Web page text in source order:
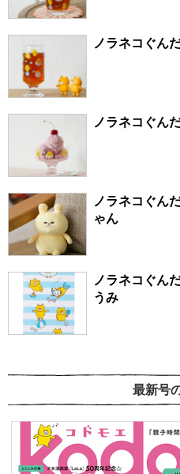
ノラネコぐん
ゃん
ノラネコぐ
うみ
最新号